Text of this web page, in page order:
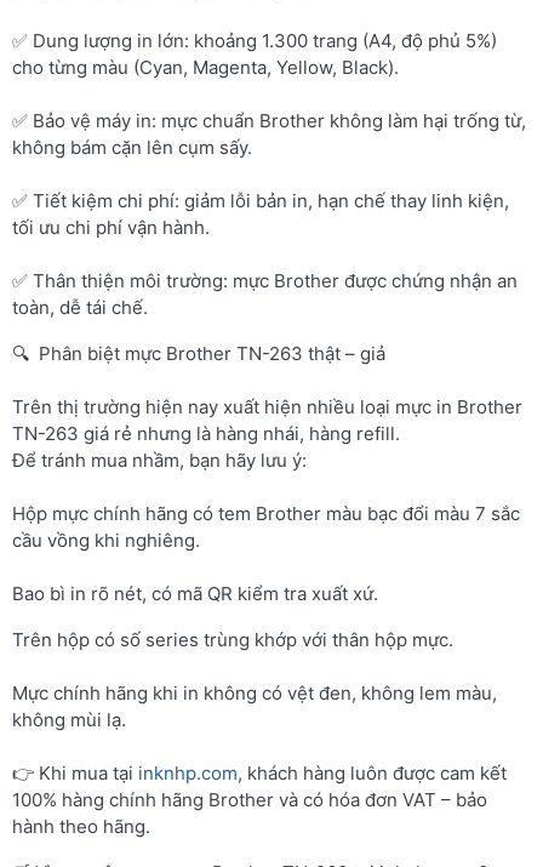
✅ Dung lượng in lớn: khoảng 1.300 trang (A4, độ phủ 5%)
cho từng màu (Cyan, Magenta, Yellow, Black).
✅ Bảo vệ máy in: mực chuẩn Brother không làm hại trống từ,
không bám cặn lên cụm sấy.
✅ Tiết kiệm chi phí: giảm lỗi bản in, hạn chế thay linh kiện,
tối ưu chi phí vận hành.
✅ Thân thiện môi trường: mực Brother được chứng nhận an
toàn, dễ tái chế.
🔍 Phân biệt mực Brother TN-263 thật – giả
Trên thị trường hiện nay xuất hiện nhiều loại mực in Brother
TN-263 giá rẻ nhưng là hàng nhái, hàng refill.
Để tránh mua nhầm, bạn hãy lưu ý:
Hộp mực chính hãng có tem Brother màu bạc đổi màu 7 sắc
cầu vồng khi nghiêng.
Bao bì in rõ nét, có mã QR kiểm tra xuất xứ.
Trên hộp có số series trùng khớp với thân hộp mực.
Mực chính hãng khi in không có vệt đen, không lem màu,
không mùi lạ.
👉 Khi mua tại inknhp.com, khách hàng luôn được cam kết
100% hàng chính hãng Brother và có hóa đơn VAT – bảo
hành theo hãng.